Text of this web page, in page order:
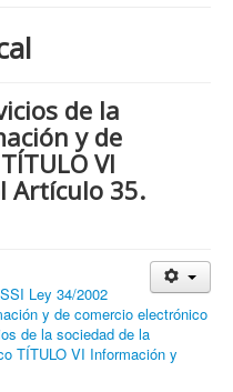
LOPD RGPD?
RGPD?
DPD / DPO ?
de la
y de
VI
Artículo 35.
Ley 34/2002
y de comercio electrónico
de la sociedad de la
TÍTULO VI Información y